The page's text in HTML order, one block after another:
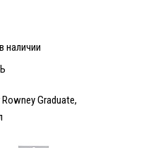
наличии
Graduate,